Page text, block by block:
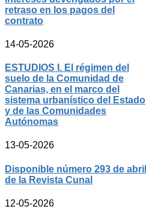
retraso en los pagos del
contrato
14-05-2026
ESTUDIOS I. El régimen del
suelo de la Comunidad de
Canarias, en el marco del
sistema urbanístico del Estado
y de las Comunidades
Autónomas
13-05-2026
Disponible número 293 de abril
de la Revista Cunal
12-05-2026